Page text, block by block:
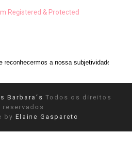
a nossa subjetividade." ANAIS NIN
Barbara´s Todos os direitos
reservados
by Elaine Gaspareto